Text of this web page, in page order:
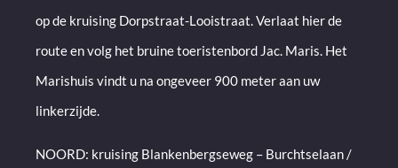
op de kruising Dorpstraat-Looistraat. Verlaat hier de
route en volg het bruine toeristenbord Jac. Maris. Het
Marishuis vindt u na ongeveer 900 meter aan uw
linkerzijde.
NOORD: kruising Blankenbergseweg – Burchtselaan /